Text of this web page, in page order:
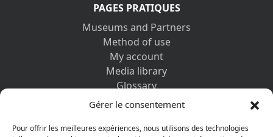
Gérer le consentement
Pour offrir les meilleures expériences, nous utilisons des technologies
PAGES PRATIQUES
Museums and Partners
Method of use
My account
Media library
Glossary
Contact us
Privacy policy